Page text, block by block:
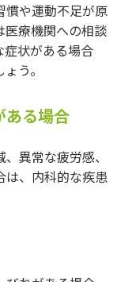
慣や運動不足が原
医療機関への相談
状がある場合
う。
ある場合
異常な疲労感、
は、内科的な疾患